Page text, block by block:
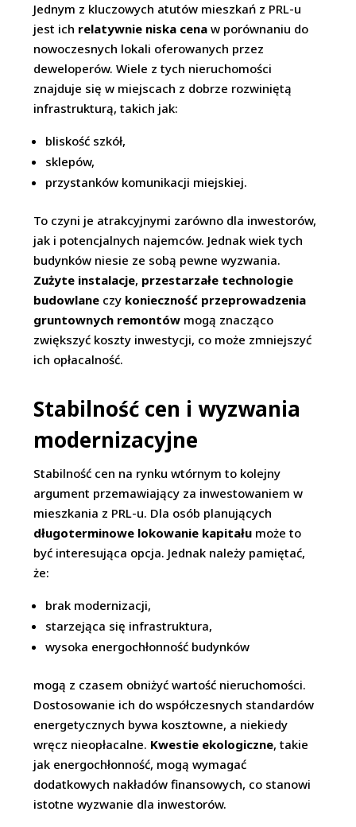
Jednym z kluczowych atutów mieszkań z PRL-u
jest ich relatywnie niska cena w porównaniu do
nowoczesnych lokali oferowanych przez
deweloperów. Wiele z tych nieruchomości
znajduje się w miejscach z dobrze rozwiniętą
infrastrukturą, takich jak:
bliskość szkół,
sklepów,
przystanków komunikacji miejskiej.
To czyni je atrakcyjnymi zarówno dla inwestorów,
jak i potencjalnych najemców. Jednak wiek tych
budynków niesie ze sobą pewne wyzwania.
Zużyte instalacje, przestarzałe technologie
budowlane czy konieczność przeprowadzenia
gruntownych remontów mogą znacząco
zwiększyć koszty inwestycji, co może zmniejszyć
ich opłacalność.
Stabilność cen i wyzwania
modernizacyjne
Stabilność cen na rynku wtórnym to kolejny
argument przemawiający za inwestowaniem w
mieszkania z PRL-u. Dla osób planujących
długoterminowe lokowanie kapitału może to
być interesująca opcja. Jednak należy pamiętać,
że:
brak modernizacji,
starzejąca się infrastruktura,
wysoka energochłonność budynków
mogą z czasem obniżyć wartość nieruchomości.
Dostosowanie ich do współczesnych standardów
energetycznych bywa kosztowne, a niekiedy
wręcz nieopłacalne. Kwestie ekologiczne, takie
jak energochłonność, mogą wymagać
dodatkowych nakładów finansowych, co stanowi
istotne wyzwanie dla inwestorów.